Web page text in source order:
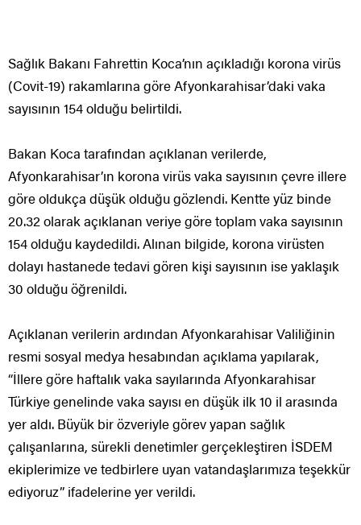
Sağlık Bakanı Fahrettin Koca’nın açıkladığı korona virüs
(Covit-19) rakamlarına göre Afyonkarahisar’daki vaka
sayısının 154 olduğu belirtildi.
Bakan Koca tarafından açıklanan verilerde,
Afyonkarahisar’ın korona virüs vaka sayısının çevre illere
göre oldukça düşük olduğu gözlendi. Kentte yüz binde
20.32 olarak açıklanan veriye göre toplam vaka sayısının
154 olduğu kaydedildi. Alınan bilgide, korona virüsten
dolayı hastanede tedavi gören kişi sayısının ise yaklaşık
30 olduğu öğrenildi.
Açıklanan verilerin ardından Afyonkarahisar Valiliğinin
resmi sosyal medya hesabından açıklama yapılarak,
“İllere göre haftalık vaka sayılarında Afyonkarahisar
Türkiye genelinde vaka sayısı en düşük ilk 10 il arasında
yer aldı. Büyük bir özveriyle görev yapan sağlık
çalışanlarına, sürekli denetimler gerçekleştiren İSDEM
ekiplerimize ve tedbirlere uyan vatandaşlarımıza teşekkür
ediyoruz” ifadelerine yer verildi.